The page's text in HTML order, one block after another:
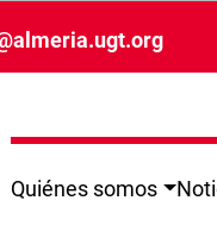
Quiénes somos